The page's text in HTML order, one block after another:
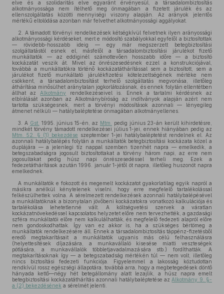
elve és a szolidaritás elve egyaránt érvényesül, a társadalombiztosítás
alkotmányossága nem ítélhető meg önmagában a fizetett járulék és az
ellenszolgáltatás közötti mennyiségi viszony alapján. Az arányok jelentős
mértékű eltolódása azonban már felvethet alkotmányossági aggályokat.
2. A támadott törvényi rendelkezések kétségkívül felvetnek ilyen arányossági
alkotmányossági kérdéseket, mert e módosító szabályokkal egyfelől a biztosítottak
— rövidebb-hosszabb ideig — egy már megszerzett betegbiztosítási
szolgáltatástól esnek el, másfelől a társadalombiztosítási járulékot fizető
munkáltatók — az eddiginél számottevően hosszabb időre — a biztosító
kockázatát veszik át. Mivel az önrészesedésnek ezzel a konstrukciójával,
továbbá a munkáltatókra történő kockázatáthárítással sem a biztosított, sem a
járulékot fizető munkáltató járulékfizetési kötelezettségének mértéke nem
csökkent, a társadalombiztosítást terhelő szolgáltatás megvonása, illetőleg
áthárítása minősülhet aránytalan jogkorlátozásnak, és ennek folytán ellentétben
állhat az Alkotmány
rendelkezéseivel is. Ennek a tartalmi kérdésnek az
elbírálását azonban az Alkotmánybíróság az indítványok alapján azért nem
tartotta szükségesnek, mert a törvényi módosítások azonnali — lényegileg
átmenet nélküli — hatálybaléptetése önmagában alkotmányellenes.
3. A Gst. 1995. június 15-én, az Mtm.
pedig június 23-án került kihirdetésre,
mindkét törvény támadott rendelkezései július 1-jei, ennek hiányában pedig az
Mtm. 52. § (1) bekezdése szeptember 1-jei hatálybaléptetést rendelnek el. Az
azonnali hatálybalépés folytán a munkáltatók betegbiztosítási kockázata közel a
duplájára — a jelenlegi tíz nappal szemben tizenhét napra — emelkedik, a
betegszabadságra jogosult biztosítottakat a törvény három napi, az erre nem
jogosultakat pedig húsz napi önrészesedéssel terheli meg. Ezek a
fedezetáthárítások azután 1996. január 1-jétől öt napra, illetőleg huszonöt napra
emelkednek.
A munkáltatók e fokozott és megemelt kockázatot gyakorlatilag egyik napról a
másikra anélkül kénytelenek viselni, hogy erre megfelelő tartalékolással
felkészülhettek volna. A sérelmezett rendelkezések azonnali hatálybalépésével
a munkáltatóknak a bizonytalan jövőbeni kockázatokra vonatkozó kalkulációja és
tartalékolása lehetetlenné vált. A költségvetési szervek a váratlan
kockázatnövekedéssel kapcsolatos helyzetet előre nem tervezhették, a gazdasági
szféra munkáltatói előre nem kalkulálhatták, és megfelelő fedezeti alapról előre
nem gondoskodhattak. Így van ez akkor is, ha a szükséges bértömeg a
munkáltatók rendelkezésére áll. Ennek a társadalombiztosítás táppénz-fizetésből
eredő megtakarításait a munkáltatók ugyanis más célú felhasználásra
(helyettesítések díjazására, a munkavállaló kisesése miatti veszteségek
pótlására, a munkavállalók többletjavadalmazására stb.) fordíthatták. A
megtakarításoknak így — a betegszabadság mértékén túl — nem volt, illetőleg
nincs biztosítási fedezeti funkciója. Figyelemmel a lakosság köztudottan
rendkívül rossz egészségi állapotára, továbbá arra, hogy a megbetegedések döntő
hányada kettő—négy hét betegállomány alatt lezajlik, a húsz napra emelt
betegbiztosítási kockázatáthárítás azonnali hatálybaléptetése az Alkotmány 9. §-
a (2) bekezdésének a sérelmét jelenti.